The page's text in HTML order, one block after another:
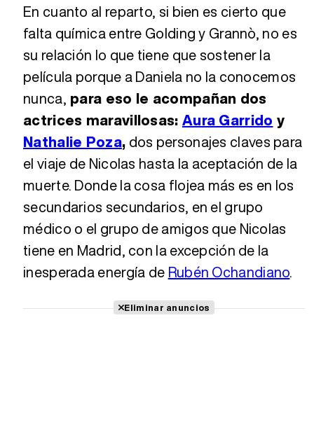
En cuanto al reparto, si bien es cierto que
falta química entre Golding y Grannò, no es
su relación lo que tiene que sostener la
película porque a Daniela no la conocemos
nunca, para eso le acompañan dos
actrices maravillosas: Aura Garrido y
Nathalie Poza, dos personajes claves para
el viaje de Nicolas hasta la aceptación de la
muerte. Donde la cosa flojea más es en los
secundarios secundarios, en el grupo
médico o el grupo de amigos que Nicolas
tiene en Madrid, con la excepción de la
inesperada energía de Rubén Ochandiano.
Eliminar anuncios